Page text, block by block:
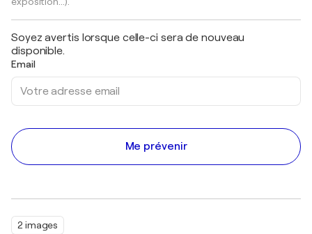
2 images
Soyez avertis lorsque celle-ci sera de nouveau
disponible.
Email
Me prévenir